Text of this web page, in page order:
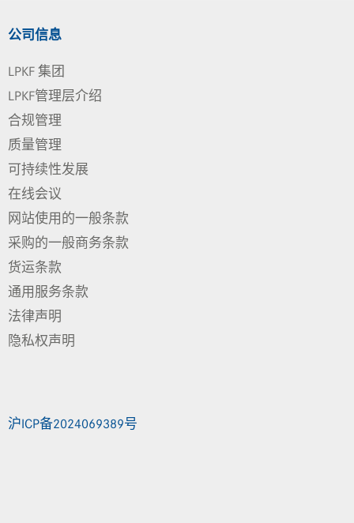
公司信息
LPKF 集团
LPKF管理层介绍
合规管理
质量管理
可持续性发展
在线会议
网站使用的一般条款
采购的一般商务条款
货运条款
通用服务条款
法律声明
隐私权声明
沪ICP备2024069389号